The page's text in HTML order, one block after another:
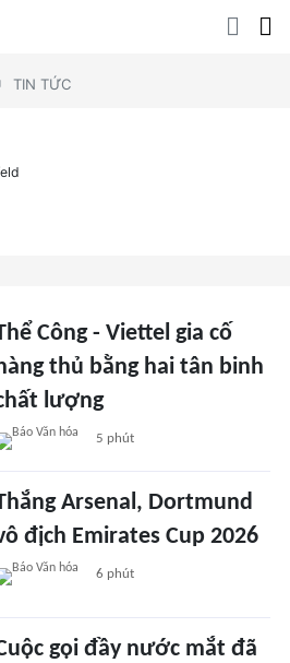
TIN TỨC
Công - Viettel gia cố
thủ bằng hai tân binh
lượng
5 phút
Arsenal, Dortmund
địch Emirates Cup 2026
6 phút
gọi đầy nước mắt đã